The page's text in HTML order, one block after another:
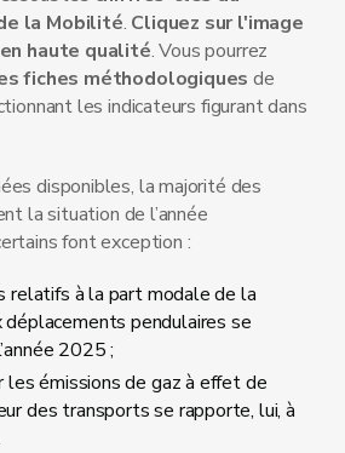
la Mobilité. Cliquez sur l'image
haute qualité. Vous pourrez
fiches méthodologiques de
les indicateurs figurant dans
disponibles, la majorité des
la situation de l’année
font exception :
relatifs à la part modale de la
pendulaires se
2025 ;
les émissions de gaz à effet de
des transports se rapporte, lui, à